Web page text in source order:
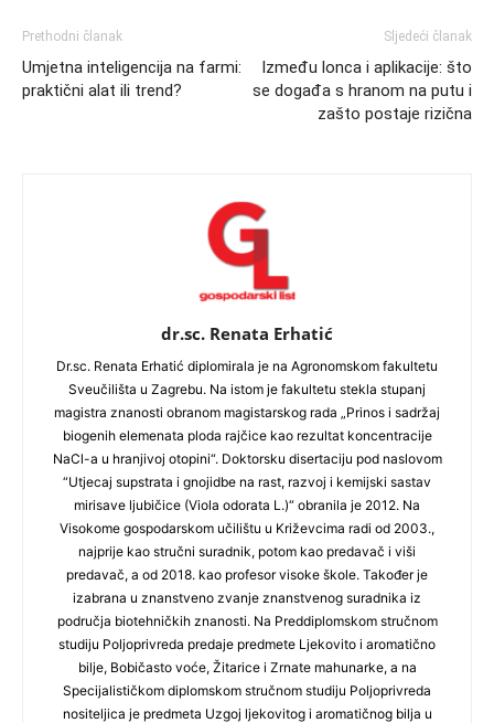
Prethodni članak
Umjetna inteligencija na farmi:
praktični alat ili trend?
Sljedeći članak
Između lonca i aplikacije: što
se događa s hranom na putu i
zašto postaje rizična
dr.sc. Renata Erhatić
Dr.sc. Renata Erhatić diplomirala je na Agronomskom fakultetu
Sveučilišta u Zagrebu. Na istom je fakultetu stekla stupanj
magistra znanosti obranom magistarskog rada „Prinos i sadržaj
biogenih elemenata ploda rajčice kao rezultat koncentracije
NaCl-a u hranjivoj otopini“. Doktorsku disertaciju pod naslovom
“Utjecaj supstrata i gnojidbe na rast, razvoj i kemijski sastav
mirisave ljubičice (Viola odorata L.)“ obranila je 2012. Na
Visokome gospodarskom učilištu u Križevcima radi od 2003.,
najprije kao stručni suradnik, potom kao predavač i viši
predavač, a od 2018. kao profesor visoke škole. Također je
izabrana u znanstveno zvanje znanstvenog suradnika iz
područja biotehničkih znanosti. Na Preddiplomskom stručnom
studiju Poljoprivreda predaje predmete Ljekovito i aromatično
bilje, Bobičasto voće, Žitarice i Zrnate mahunarke, a na
Specijalističkom diplomskom stručnom studiju Poljoprivreda
nositeljica je predmeta Uzgoj ljekovitog i aromatičnog bilja u